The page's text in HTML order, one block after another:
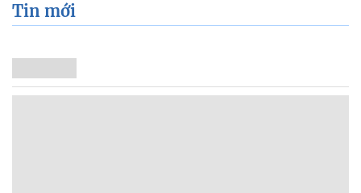
Tin mới